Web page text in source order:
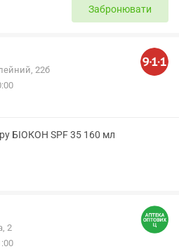
Забронювати
22б
БІОКОН SPF 35 160 мл
2